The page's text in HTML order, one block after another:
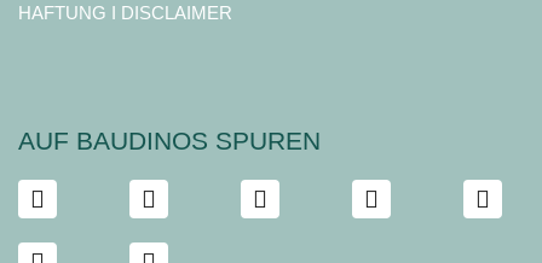
HAFTUNG I DISCLAIMER
AUF BAUDINOS SPUREN